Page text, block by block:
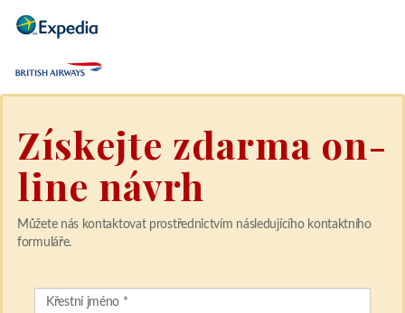
Získejte zdarma on-
line návrh
Můžete nás kontaktovat prostřednictvím následujícího kontaktního
formuláře.